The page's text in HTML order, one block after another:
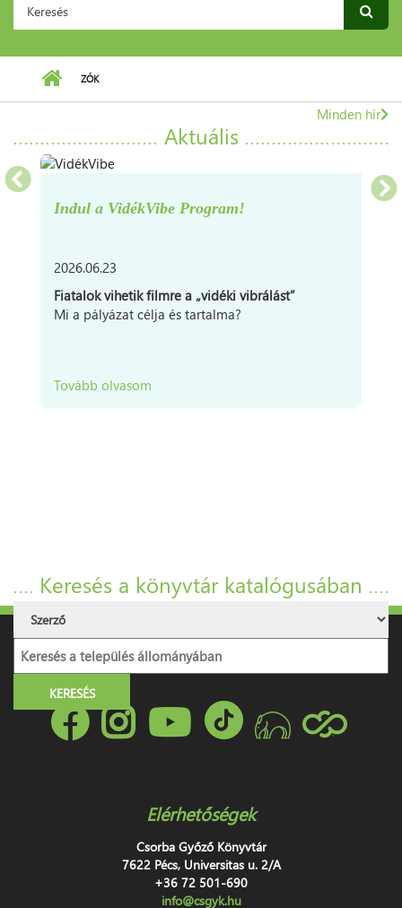
7671
utca
13.
Keresés űrlap
ZÓK
Aktuális
Minden hír
Indul a VidékVibe Program!
2026.06.23
Fiatalok vihetik filmre a „vidéki vibrálást”
Mi a pályázat célja és tartalma?
Tovább olvasom
Keresés a könyvtár katalógusában
Elérhetőségek
Csorba Győző Könyvtár
7622 Pécs, Universitas u. 2/A
+36 72 501-690
info@csgyk.hu